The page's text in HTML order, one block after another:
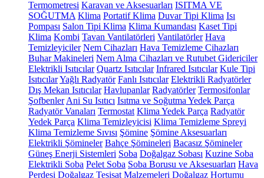
Termometresi Karavan ve Aksesuarları ISITMA VE
SOĞUTMA Klima Portatif Klima Duvar Tipi Klima Isı
Pompası Salon Tipi Klima Klima Kumandası Kaset Tipi
Klima Kombi Tavan Vantilatörleri Vantilatörler Hava
Temizleyiciler Nem Cihazları Hava Temizleme Cihazları
Buhar Makineleri Nem Alma Cihazları ve Rutubet Gidericiler
Elektrikli Isıtıcılar Quartz Isıtıcılar Infrared Isıtıcılar Kule Tipi
IsıtıcılarYağlı Radyatör Fanlı Isıtıcılar Elektrikli Radyatörler
Dış Mekan Isıtıcılar Havlupanlar Radyatörler Termosifonlar
Şofbenler Ani Su Isıtıcı Isıtma ve Soğutma Yedek Parça
Radyatör Vanaları Termostat Klima Yedek Parça Radyatör
Yedek Parça Klima Temizleyicisi Klima Temizleme Spreyi
Klima Temizleme Sıvısı Şömine Şömine Aksesuarları
Elektrikli Şömineler Bahçe Şömineleri Bacasız Şömineler
Güneş Enerji Sistemleri Soba Doğalgaz Sobası Kuzine Soba
Elektrikli Soba Pelet Soba Soba Borusu ve Aksesuarları Hava
Perdesi Doğalgaz Tesisat Malzemeleri Doğalgaz Hortumu